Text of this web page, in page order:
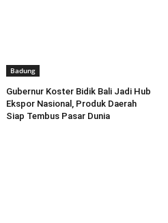
Badung
Gubernur Koster Bidik Bali Jadi Hub
Ekspor Nasional, Produk Daerah
Siap Tembus Pasar Dunia